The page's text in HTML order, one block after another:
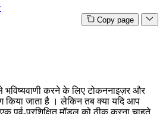
Copy page
करने के लिए टोकननाइज़र और
किया जाता है । लेकिन तब क्या यदि आप